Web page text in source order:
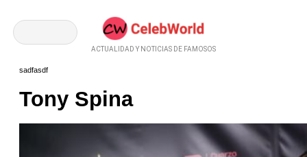
ACTUALIDAD Y NOTICIAS DE FAMOSOS
sadfasdf
Tony Spina